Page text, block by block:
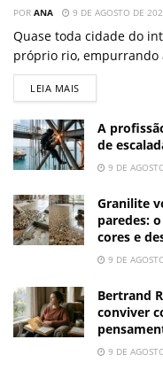
POR ANA 9 DE AGOSTO DE
Quase toda cidade do
próprio rio, empurrando
LEIA MAIS
A
de
9 DE
Granilite
paredes:
cores e
9 DE
Bertrand
conviver
9 DE